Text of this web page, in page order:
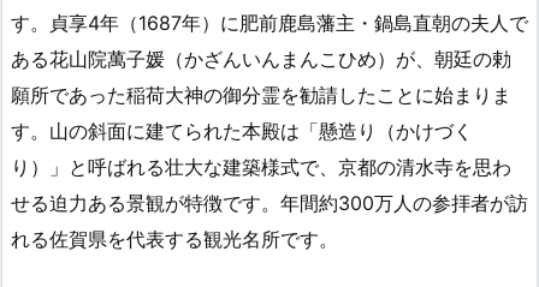
す。貞享4年（1687年）に肥前鹿島藩主・鍋島直朝の夫人で
ある花山院萬子媛（かざんいんまんこひめ）が、朝廷の勅
願所であった稲荷大神の御分霊を勧請したことに始まりま
す。山の斜面に建てられた本殿は「懸造り（かけづく
り）」と呼ばれる壮大な建築様式で、京都の清水寺を思わ
せる迫力ある景観が特徴です。年間約300万人の参拝者が訪
れる佐賀県を代表する観光名所です。